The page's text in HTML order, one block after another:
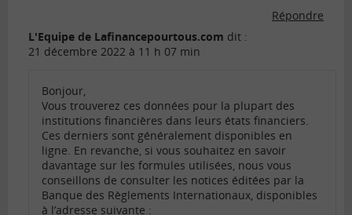
Répondre
L'Equipe de Lafinancepourtous.com dit :
21 décembre 2022 à 11 h 07 min
Bonjour,
Vous trouverez ces données pour la plupart des
institutions financières dans leurs états financiers.
Ces derniers sont généralement disponibles en
ligne. En revanche, si vous souhaitez en savoir
davantage sur les formules utilisées, nous vous
conseillons de consulter les notices éditées par la
Banque des Règlements Internationaux, disponibles
à l’adresse suivante :